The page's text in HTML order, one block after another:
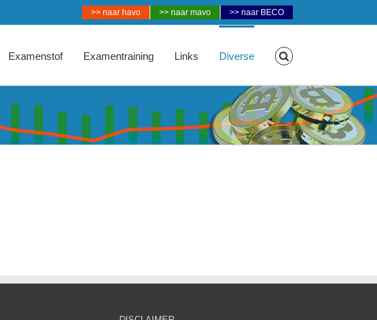
>> naar havo >> naar mavo >> naar BECO
Examenstof Examentraining Links Diverse